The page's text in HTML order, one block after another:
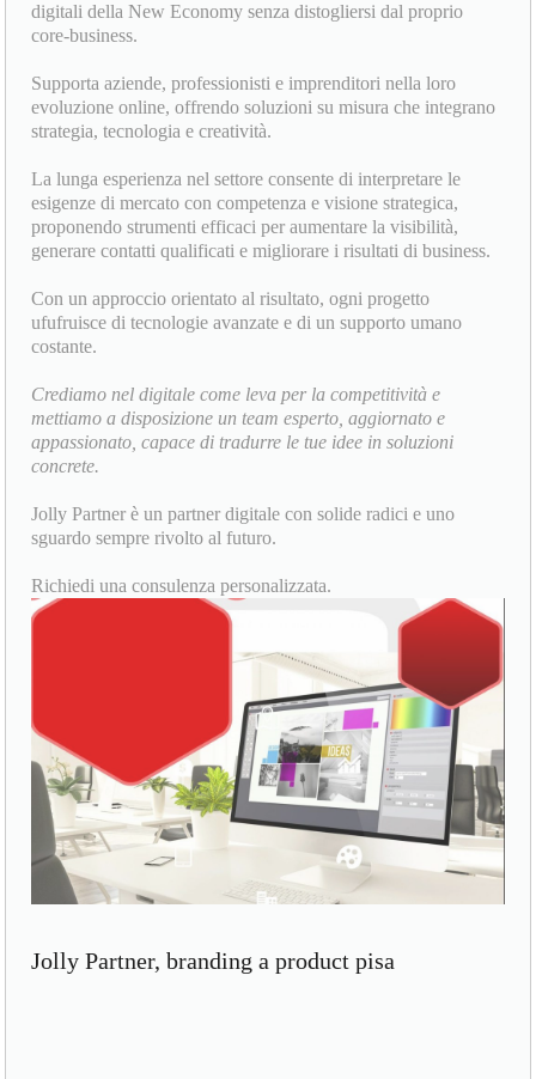
digitali della New Economy senza distogliersi dal proprio
core-business.
Supporta aziende, professionisti e imprenditori nella loro
evoluzione online, offrendo soluzioni su misura che integrano
strategia, tecnologia e creatività.
La lunga esperienza nel settore consente di interpretare le
esigenze di mercato con competenza e visione strategica,
proponendo strumenti efficaci per aumentare la visibilità,
generare contatti qualificati e migliorare i risultati di business.
Con un approccio orientato al risultato, ogni progetto
ufufruisce di tecnologie avanzate e di un supporto umano
costante.
Crediamo nel digitale come leva per la competitività e
mettiamo a disposizione un team esperto, aggiornato e
appassionato, capace di tradurre le tue idee in soluzioni
concrete.
Jolly Partner è un partner digitale con solide radici e uno
sguardo sempre rivolto al futuro.
Richiedi una consulenza personalizzata.
Jolly Partner, branding a product pisa